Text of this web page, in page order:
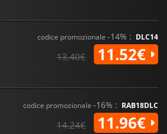
codice promozionale -14% : DLC14
13.40€ 11.52€
codice promozionale -16% : RAB18DLC
14.24€ 11.96€